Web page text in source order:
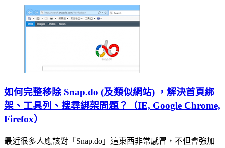
如何完整移除 Snap.do (及類似網站) ，解決首頁綁
架、工具列、搜尋綁架問題？（IE, Google Chrome,
Firefox）
最近很多人應該對「Snap.do」這東西非常感冒，不但會強加